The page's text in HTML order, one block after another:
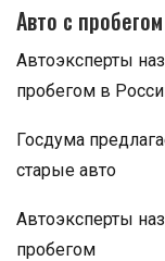
Авто с пробегом
Автоэксперты
пробегом в
Госдума
старые авто
Автоэксперты
пробегом